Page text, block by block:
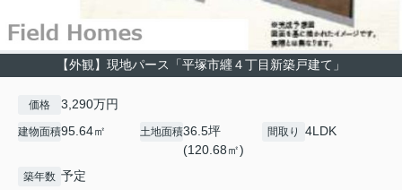
【外観】現地パース「平塚市纒４丁目新築戸建て」
価格 3,290万円
建物面積95.64㎡ 土地面積36.5坪
(120.68㎡)
間取り 4LDK
築年数 予定